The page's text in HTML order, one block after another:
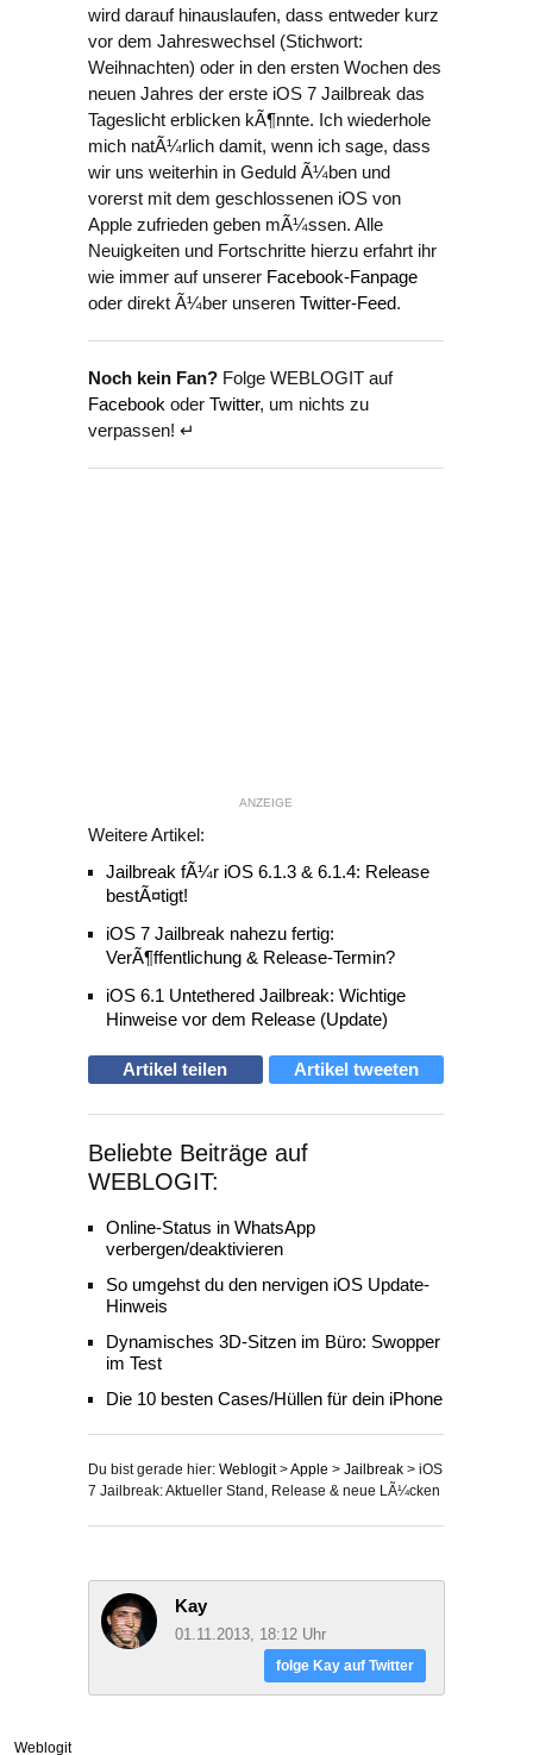
wird darauf hinauslaufen, dass entweder kurz
vor dem Jahreswechsel (Stichwort:
Weihnachten) oder in den ersten Wochen des
neuen Jahres der erste iOS 7 Jailbreak das
Tageslicht erblicken kÃ¶nnte. Ich wiederhole
mich natÃ¼rlich damit, wenn ich sage, dass
wir uns weiterhin in Geduld Ã¼ben und
vorerst mit dem geschlossenen iOS von
Apple zufrieden geben mÃ¼ssen. Alle
Neuigkeiten und Fortschritte hierzu erfahrt ihr
wie immer auf unserer Facebook-Fanpage
oder direkt Ã¼ber unseren Twitter-Feed.
Noch kein Fan? Folge WEBLOGIT auf
Facebook oder Twitter, um nichts zu
verpassen! ↵
ANZEIGE
Weitere Artikel:
Jailbreak fÃ¼r iOS 6.1.3 & 6.1.4: Release
bestÃ¤tigt!
iOS 7 Jailbreak nahezu fertig:
VerÃ¶ffentlichung & Release-Termin?
iOS 6.1 Untethered Jailbreak: Wichtige
Hinweise vor dem Release (Update)
Artikel teilen Artikel tweeten
Beliebte Beiträge auf
WEBLOGIT:
Online-Status in WhatsApp
verbergen/deaktivieren
So umgehst du den nervigen iOS Update-
Hinweis
Dynamisches 3D-Sitzen im Büro: Swopper
im Test
Die 10 besten Cases/Hüllen für dein iPhone
Du bist gerade hier: Weblogit>Apple > Jailbreak > iOS
7 Jailbreak: Aktueller Stand, Release & neue LÃ¼cken
Kay
01.11.2013, 18:12 Uhr
folge Kay auf Twitter
Weblogit